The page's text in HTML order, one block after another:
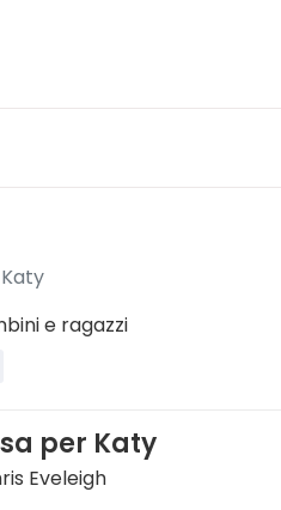
e ragazzi
per Katy
Eveleigh